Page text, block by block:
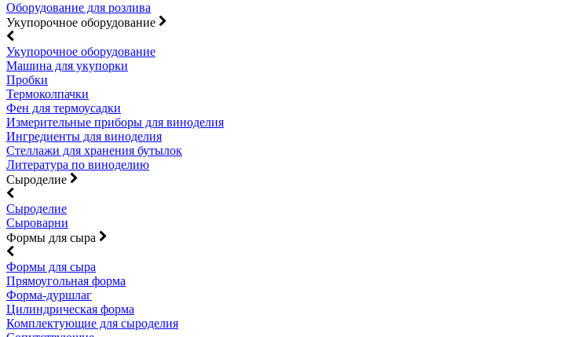
Оборудование для розлива
Укупорочное оборудование
Укупорочное оборудование
Машина для укупорки
Пробки
Термоколпачки
Фен для термоусадки
Измерительные приборы для виноделия
Ингредиенты для виноделия
Стеллажи для хранения бутылок
Литература по виноделию
Сыроделие
Сыроделие
Сыроварни
Формы для сыра
Формы для сыра
Прямоугольная форма
Форма-дуршлаг
Цилиндрическая форма
Комплектующие для сыроделия